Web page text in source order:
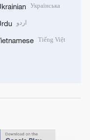
Українська
اردو
Tiếng Việt